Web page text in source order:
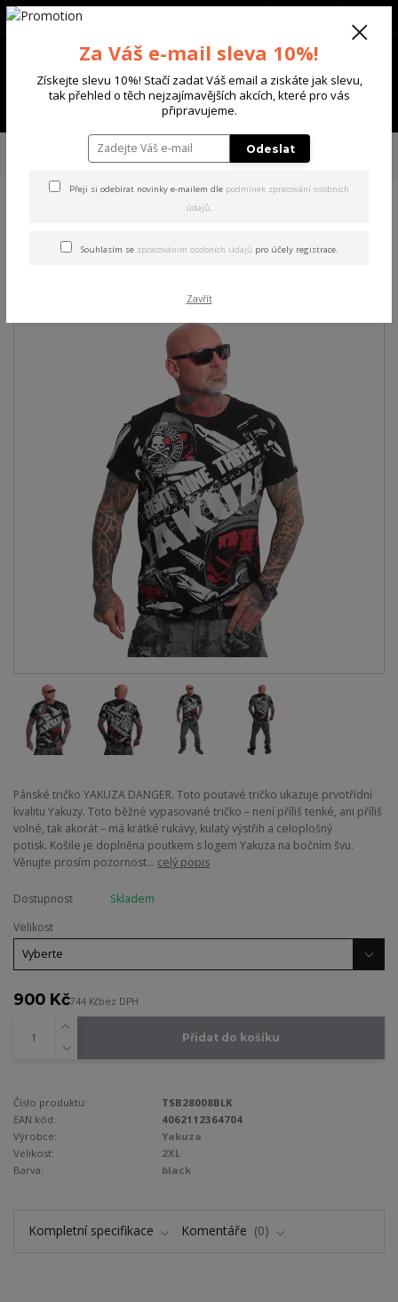
Menu
+420 702 136 620
TRIKA & TÍLKA
Yakuza pánské tričko Danger Allover
Allover Regular T-Shirt
Pánské tričko YAKUZA DANGER. Toto poutavé tričko ukazuje prvotřídní
kvalitu Yakuzy. Toto běžné vypasované tričko – není příliš tenké, ani příliš
volné, tak akorát – má krátké rukávy, kulatý výstřih a celoplošný
potisk. Košile je doplněna poutkem s logem Yakuza na bočním švu.
Věnujte prosím pozornost... celý popis
Dostupnost
Skladem
Velikost
900 Kč744 Kčbez DPH
Přidat do košíku
Číslo produktu:
TSB28008BLK
EAN kód:
4062112364704
Výrobce:
Yakuza
Velikost:
2XL
Barva:
black
Kompletní specifikace Komentáře 0
Za Váš e-mail sleva 10%!
Získejte slevu 10%! Stačí zadat Váš email a ziskáte jak slevu,
tak přehled o těch nejzajímavějších akcích, které pro vás
připravujeme.
Odeslat
Přeji si odebírat novinky e-mailem dle podmínek zpracování osobních
údajů.
Souhlasím se zpracováním osobních údajů pro účely registrace.
Zavřít